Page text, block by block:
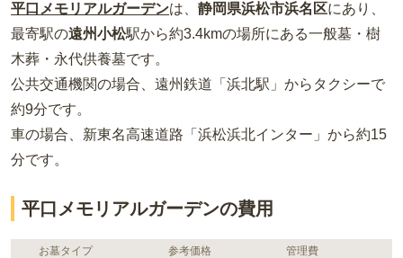
平口メモリアルガーデンは、 静岡県浜松市浜名区にあり、
最寄駅の遠州小松駅から約3.4kmの場所にある一般墓・樹
木葬・永代供養墓です。
公共交通機関の場合、遠州鉄道「浜北駅」からタクシーで
約9分です。
車の場合、新東名高速道路「浜松浜北インター」から約15
分です。
平口メモリアルガーデンの費用
お墓タイプ 参考価格 管理費